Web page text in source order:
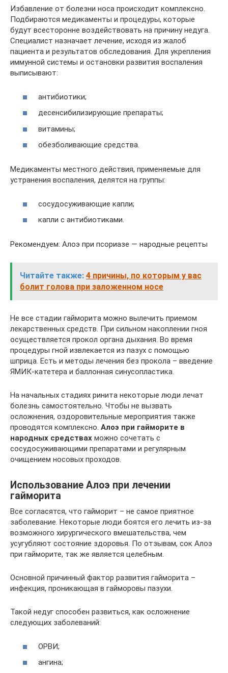
Избавление от болезни носа происходит комплексно.
Подбираются медикаменты и процедуры, которые
будут всесторонне воздействовать на причину недуга.
Специалист назначает лечение, исходя из жалоб
пациента и результатов обследования. Для укрепления
иммунной системы и остановки развития воспаления
выписывают:
антибиотики;
десенсибилизирующие препараты;
витамины;
обезболивающие средства.
Медикаменты местного действия, применяемые для
устранения воспаления, делятся на группы:
сосудосуживающие капли;
капли с антибиотиками.
Рекомендуем: Алоэ при псориазе — народные рецепты
Читайте также: 4 причины, по которым у вас
болит голова при заложенном носе
Не все стадии гайморита можно вылечить приемом
лекарственных средств. При сильном накоплении гноя
осуществляется прокол органа дыхания. Во время
процедуры гной извлекается из пазух с помощью
шприца. Есть и методы лечения без прокола – введение
ЯМИК-катетера и баллонная синусопластика.
На начальных стадиях ринита некоторые люди лечат
болезнь самостоятельно. Чтобы не вызвать
осложнения, оздоровительные мероприятия также
проводятся комплексно. Алоэ при гайморите в
народных средствах можно сочетать с
сосудосуживающими препаратами и регулярным
очищением носовых проходов.
Использование Алоэ при лечении
гайморита
Все согласятся, что гайморит – не самое приятное
заболевание. Некоторые люди боятся его лечить из-за
возможного хирургического вмешательства, чем
усугубляют состояние здоровья. По отзывам, сок Алоэ
при гайморите, так же является целебным.
Основной причинный фактор развития гайморита –
инфекция, проникающая в гайморовы пазухи.
Такой недуг способен развиться, как осложнение
следующих заболеваний:
ОРВИ;
ангина;